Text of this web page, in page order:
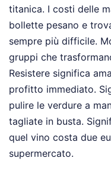
titanica. I costi delle
bollette pesano e
sempre più difficile.
gruppi che
Resistere significa
profitto immediato.
pulire le verdure a
tagliate in busta.
quel vino costa due
supermercato.